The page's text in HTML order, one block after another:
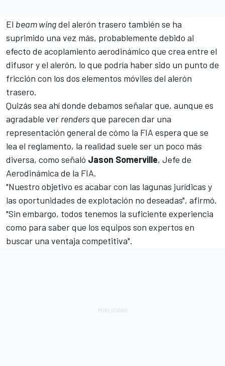
El beam wingdel alerón trasero también se ha
suprimido una vez más, probablemente debido al
efecto de acoplamiento aerodinámico que crea entre el
difusor y el alerón, lo que podría haber sido un punto de
fricción con los dos elementos móviles del alerón
trasero.
Quizás sea ahí donde debamos señalar que, aunque es
agradable ver rendersque parecen dar una
representación general de cómo la FIA espera que se
lea el reglamento, la realidad suele ser un poco más
diversa, como señaló Jason Somerville, Jefe de
Aerodinámica de la FIA.
"Nuestro objetivo es acabar con las lagunas jurídicas y
las oportunidades de explotación no deseadas", afirmó.
"Sin embargo, todos tenemos la suficiente experiencia
como para saber que los equipos son expertos en
buscar una ventaja competitiva".